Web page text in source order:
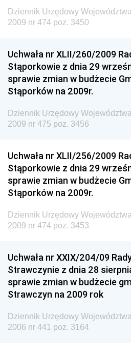
Dziennik Urzędowy Ministra
i Gospodarki Morskiej
Dziennik Urzędowy Ministra
Dziennik Urzędowy
Antykorupcyjnego
Wewnętrznego
Dziennik Urzędowy Urzędu
Dziennik Urzędowy
Krajowych i Autostrad
Dziennik Urzędowy Ministra
Dziennik Urzędowy Ministra
Dziennik Urzędowy Ministra
Dziennik Urzędowy Ministra
Dziennik Urzędowy Ministra
Dziennik Urzędowy Agencji
Dziennik Urzędowy
2009 nr 474 poz. 3450
Uchwała nr XLII/260/2009
Stąporkowie z dnia 29
sprawie zmian w budżecie
Stąporków na 2009r.
Dziennik Urzędowy
2009 nr 475 poz. 3456
Uchwała nr XLII/256/2009
Stąporkowie z dnia 29
sprawie zmian w budżecie
Stąporków na 2009r.
Dziennik Urzędowy
2009 nr 474 poz. 3453
Uchwała nr XXIX/204/09
Strawczynie z dnia 28
sprawie zmian w budżecie
Strawczyn na 2009 rok
Dziennik Urzędowy
2006 nr 441 poz. 3164